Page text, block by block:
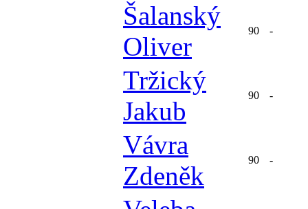
Šalanský
Oliver
90 -
Tržický
Jakub
90 -
Vávra
Zdeněk
90 -